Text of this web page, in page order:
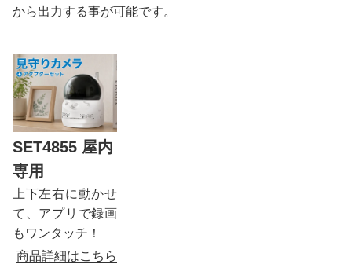
から出力する事が可能です。
SET4855 屋内
専用
上下左右に動かせ
て、アプリで録画
もワンタッチ！
商品詳細はこちら